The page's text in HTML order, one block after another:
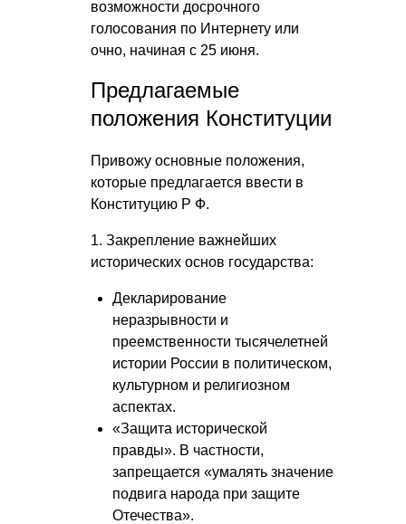
возможности досрочного
голосования по Интернету или
очно, начиная с 25 июня.
Предлагаемые
положения Конституции
Привожу основные положения,
которые предлагается ввести в
Конституцию Р Ф.
1. Закрепление важнейших
исторических основ государства:
Декларирование
неразрывности и
преемственности тысячелетней
истории России в политическом,
культурном и религиозном
аспектах.
«Защита исторической
правды». В частности,
запрещается «умалять значение
подвига народа при защите
Отечества».